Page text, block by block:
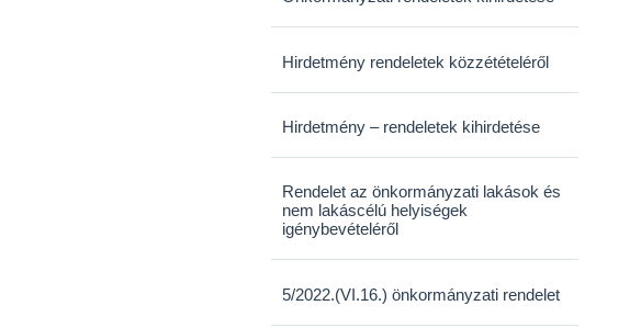
Hirdetmény rendeletek közzétételéről
Hirdetmény – rendeletek kihirdetése
Rendelet az önkormányzati lakások és
nem lakáscélú helyiségek
igénybevételéről
5/2022.(VI.16.) önkormányzati rendelet